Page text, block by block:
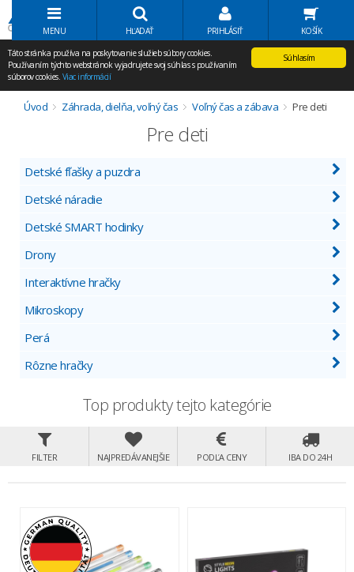
Volať Agem
MENU HĽADAŤ PRIHLÁSIŤ KOŠÍK
Súhlasím
Táto stránka používa na poskytovanie služieb súbory cookies.
Používaním týchto webstránok vyjadrujete svoj súhlas s používaním
súborov cookies. Viac informácií
Úvod Záhrada, dielňa, voľný čas Voľný čas a zábava Pre deti
Pre deti
Detské fľašky a puzdra
Detské náradie
Detské SMART hodinky
Drony
Interaktívne hračky
Mikroskopy
Perá
Rôzne hračky
Top produkty tejto kategórie
FILTER NAJPREDÁVANEJŠIE PODĽA CENY IBA DO 24H